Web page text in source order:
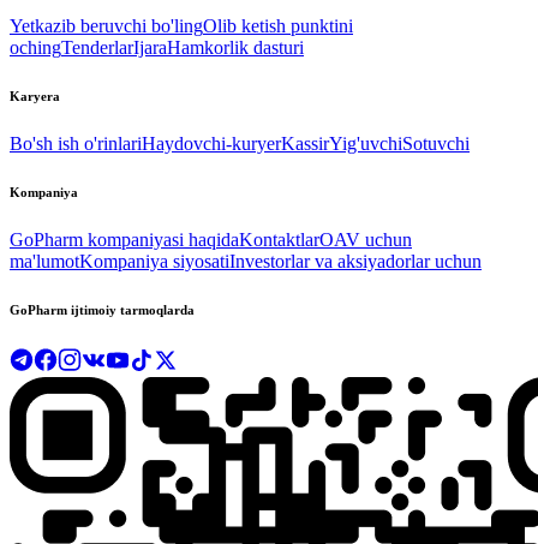
Yetkazib beruvchi bo'lingOlib ketish punktini
ochingTenderlarIjaraHamkorlik dasturi
Karyera
Bo'sh ish o'rinlariHaydovchi-kuryerKassirYig'uvchiSotuvchi
Kompaniya
GoPharm kompaniyasi haqidaKontaktlarOAV uchun
ma'lumotKompaniya siyosatiInvestorlar va aksiyadorlar uchun
GoPharm ijtimoiy tarmoqlarda